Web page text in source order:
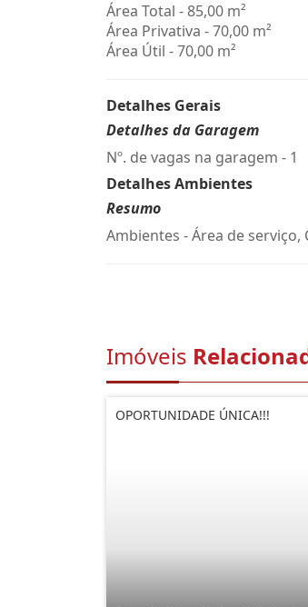
Área Total - 85,00 m²
Área Privativa - 70,00 m²
Área Útil - 70,00 m²
Detalhes Gerais
Detalhes da Garagem
Nº. de vagas na garagem - 1
Detalhes Ambientes
Resumo
Ambientes - Área de serviço,
Imóveis
OPORTUNIDADE ÚNICA!!!